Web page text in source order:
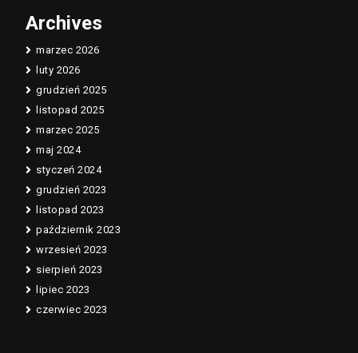
Archives
marzec 2026
luty 2026
grudzień 2025
listopad 2025
marzec 2025
maj 2024
styczeń 2024
grudzień 2023
listopad 2023
październik 2023
wrzesień 2023
sierpień 2023
lipiec 2023
czerwiec 2023